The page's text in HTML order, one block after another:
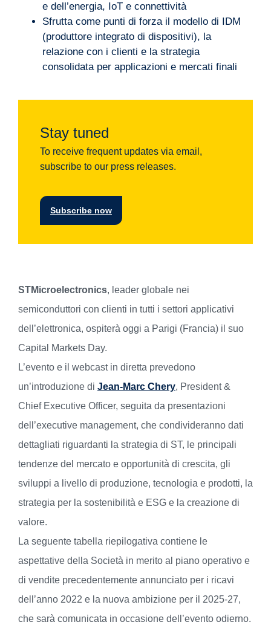
e dell’energia, IoT e connettività
Sfrutta come punti di forza il modello di IDM
(produttore integrato di dispositivi), la
relazione con i clienti e la strategia
consolidata per applicazioni e mercati finali
Stay tuned
To receive frequent updates via email,
subscribe to our press releases.
Subscribe now
STMicroelectronics, leader globale nei
semiconduttori con clienti in tutti i settori applicativi
dell’elettronica, ospiterà oggi a Parigi (Francia) il suo
Capital Markets Day.
L’evento e il webcast in diretta prevedono
un’introduzione di Jean-Marc Chery, President &
Chief Executive Officer, seguita da presentazioni
dell’executive management, che condivideranno dati
dettagliati riguardanti la strategia di ST, le principali
tendenze del mercato e opportunità di crescita, gli
sviluppi a livello di produzione, tecnologia e prodotti, la
strategia per la sostenibilità e ESG e la creazione di
valore.
La seguente tabella riepilogativa contiene le
aspettative della Società in merito al piano operativo e
di vendite precedentemente annunciato per i ricavi
dell’anno 2022 e la nuova ambizione per il 2025-27,
che sarà comunicata in occasione dell’evento odierno.